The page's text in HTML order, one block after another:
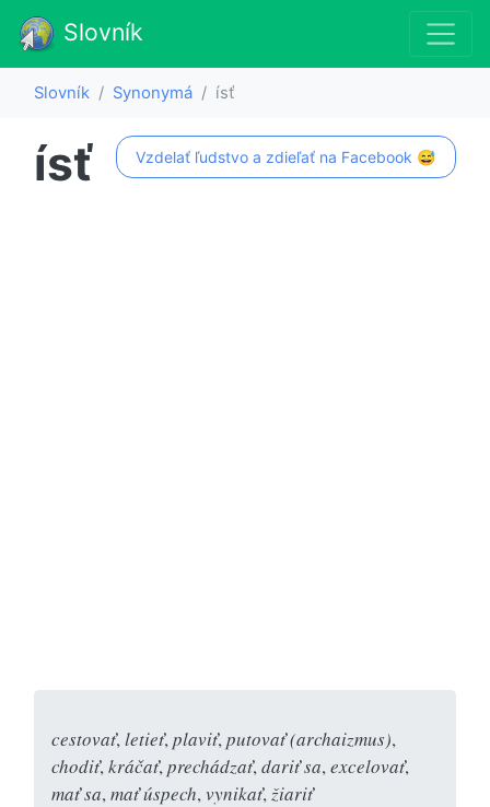
Slovník
Slovník Synonymá ísť
Vzdelať ľudstvo a zdieľať na Facebook 😅
ísť
cestovať, letieť, plaviť, putovať (archaizmus),
chodiť, kráčať, prechádzať, dariť sa, excelovať,
mať sa, mať úspech, vynikať, žiariť